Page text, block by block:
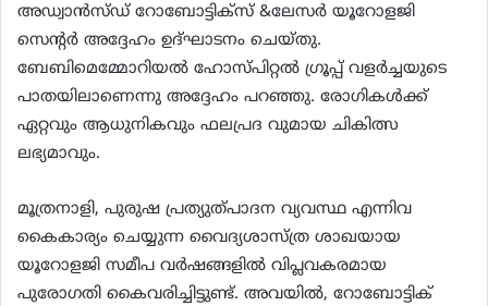
അഡ്വാൻസ്ഡ് റോബോട്ടിക്സ് &ലേസർ യൂറോളജി
സെന്റർ അദ്ദേഹം ഉദ്ഘാടനം ചെയ്തു.
ബേബിമെമ്മോറിയൽ ഹോസ്പിറ്റൽ ഗ്രൂപ്പ്‌ വളർച്ചയുടെ
പാതയിലാണെന്നു അദ്ദേഹം പറഞ്ഞു. രോഗികൾക്ക്
ഏറ്റവും ആധുനികവും ഫലപ്രദ വുമായ ചികിത്സ
ലഭ്യമാവും.
മൂത്രനാളി, പുരുഷ പ്രത്യുത്പാദന വ്യവസ്ഥ എന്നിവ
കൈകാര്യം ചെയ്യുന്ന വൈദ്യശാസ്ത്ര ശാഖയായ
യൂറോളജി സമീപ വർഷങ്ങളിൽ വിപ്ലവകരമായ
പുരോഗതി കൈവരിച്ചിട്ടുണ്ട്. അവയിൽ, റോബോട്ടിക്